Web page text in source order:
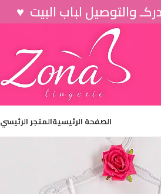
الصفحة الرئيسيةالمتجر الرئيسي